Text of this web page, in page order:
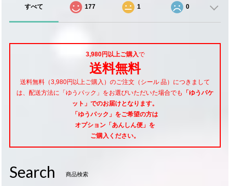
すべて 177 1 0
3,980円以上ご購入で
送料無料
送料無料（3,980円以上ご購入）のご注文（シール 品）につきまして
は、配送方法に「ゆうパック」をお選びいただいた場合でも
「ゆうパケ
ット」でのお届けとなります。
「ゆうパック」をご希望の方は
オプション「あんしん便」 を
ご購入ください。
Search 商品検索